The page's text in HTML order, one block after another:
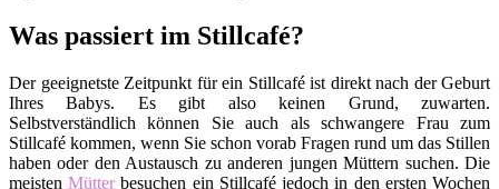
Was passiert im Stillcafé?
Der geeignetste Zeitpunkt für ein Stillcafé ist direkt nach der Geburt
Ihres Babys. Es gibt also keinen Grund, zuwarten.
Selbstverständlich können Sie auch als schwangere Frau zum
Stillcafé kommen, wenn Sie schon vorab Fragen rund um das Stillen
haben oder den Austausch zu anderen jungen Müttern suchen. Die
meisten Mütterbesuchen ein Stillcafé jedoch in den ersten Wochen